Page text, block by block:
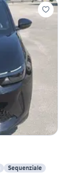
Sequenziale